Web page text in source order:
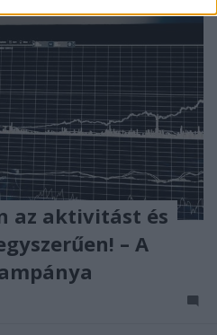
az aktivitást és
– A